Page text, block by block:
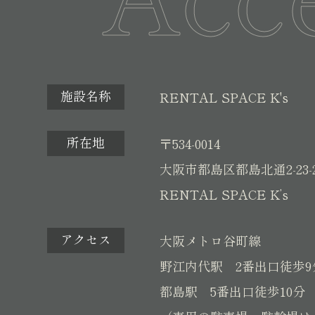
施設名称 RENTAL SPACE K's
所在地
〒534-0014
大阪市都島区都島北通2-23-
RENTAL SPACE K’s
アクセス
大阪メトロ谷町線
野江内代駅 2番出口徒歩9
都島駅 5番出口徒歩10分